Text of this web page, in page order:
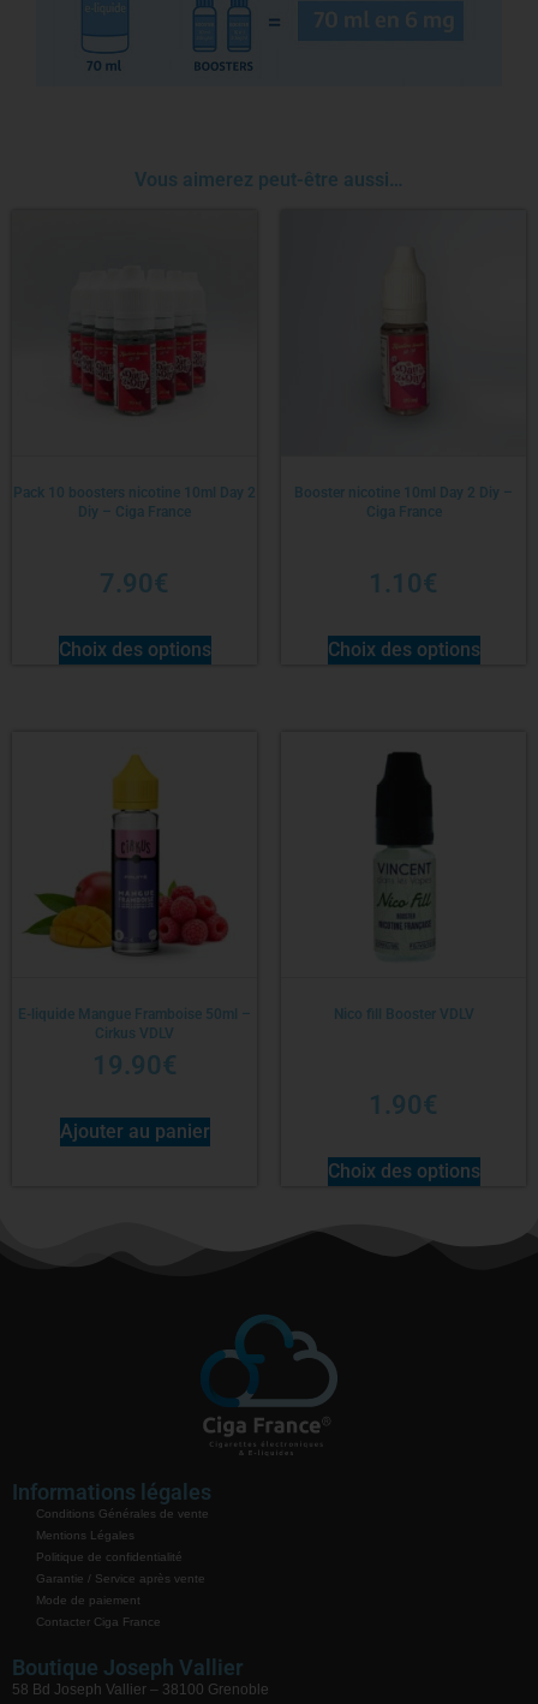
Vous aimerez peut-être aussi…
Pack 10 boosters nicotine 10ml Day 2
Diy – Ciga France
7.90€
Choix des options
Booster nicotine 10ml Day 2 Diy –
Ciga France
1.10€
Choix des options
E-liquide Mangue Framboise 50ml –
Cirkus VDLV
19.90€
Ajouter au panier
Nico fill Booster VDLV
1.90€
Choix des options
Informations légales
Conditions Générales de vente
Mentions Légales
Politique de confidentialité
Garantie / Service après vente
Mode de paiement
Contacter Ciga France
Boutique Joseph Vallier
58 Bd Joseph Vallier – 38100 Grenoble